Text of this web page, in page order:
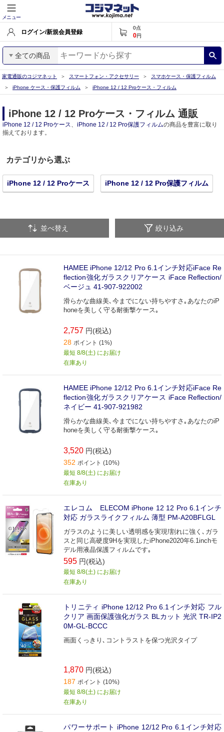
メニュー
ログイン/新規会員登録
0点
0円
全ての商品
家電通販のコジマネット スマートフォン・アクセサリー
スマホケース・保護フィルム
iPhone ケース・保護フィルム
iPhone 12 / 12 Proケース・フィルム
iPhone 12 / 12 Proケース・フィルム 通販
iPhone 12 / 12 Proケース、 iPhone 12 / 12 Pro保護フィルムの商品を豊富に取り
揃えております。
カテゴリから選ぶ
iPhone 12 / 12 Proケース iPhone 12 / 12 Pro保護フィルム
並べ替え 絞り込み
HAMEE iPhone 12/12 Pro 6.1インチ対応iFace Re
flection強化ガラスクリアケース iFace Reflection/
ベージュ 41-907-922002
滑らかな曲線美､今までにない持ちやすさ｡あなたのiP
honeを美しく守る耐衝撃ケース｡
2,757 円(税込)
28 ポイント (1%)
最短 8/8(土) にお届け
在庫あり
HAMEE iPhone 12/12 Pro 6.1インチ対応iFace Re
flection強化ガラスクリアケース iFace Reflection/
ネイビー 41-907-921982
滑らかな曲線美､今までにない持ちやすさ｡あなたのiP
honeを美しく守る耐衝撃ケース｡
3,520 円(税込)
352 ポイント (10%)
最短 8/8(土) にお届け
在庫あり
エレコム ELECOM iPhone 12 12 Pro 6.1インチ
対応 ガラスライクフィルム 薄型 PM-A20BFLGL
ガラスのように美しい透明感を実現!割れに強く､ガラ
スと同じ高硬度9Hを実現したiPhone2020年6.1inchモ
デル用液晶保護フィルムです｡
595 円(税込)
最短 8/8(土) にお届け
在庫あり
トリニティ iPhone 12/12 Pro 6.1インチ対応 フル
クリア 画面保護強化ガラス BLカット 光沢 TR-IP2
0M-GL-BCCC
画面くっきり､コントラストを保つ光沢タイプ
1,870 円(税込)
187 ポイント (10%)
最短 8/8(土) にお届け
在庫あり
パワーサポート iPhone 12/12 Pro 6.1インチ対応